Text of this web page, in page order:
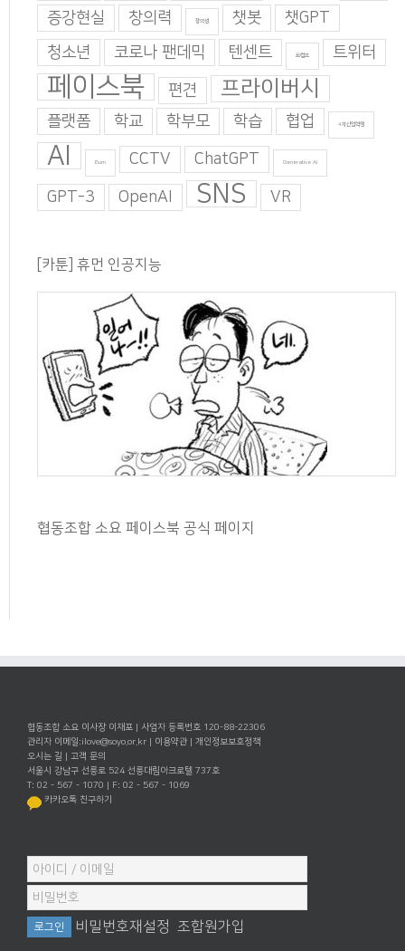
증강현실
창의력 창의성 챗봇
챗GPT
청소년
코로나 팬데믹 텐센트 트럼프 트위터
페이스북 편견 프라이버시
플랫폼 학교 학부모 학습 협업 4차산업혁명
AI Burn CCTV ChatGPT Generative AI
GPT-3 OpenAI SNS VR
[카툰] 휴먼 인공지능
협동조합 소요 페이스북 공식 페이지
협동조합 소요 이사장 이재포 | 사업자 등록번호 120-88-22306
관리자 이메일:ilove@soyo.or.kr | 이용약관 | 개인정보보호정책
오시는 길 | 고객 문의
서울시 강남구 선릉로 524 선릉대림아크로텔 737호
T: 02 - 567 - 1070 | F: 02 - 567 - 1069
카카오톡 친구하기
비밀번호재설정 조합원가입